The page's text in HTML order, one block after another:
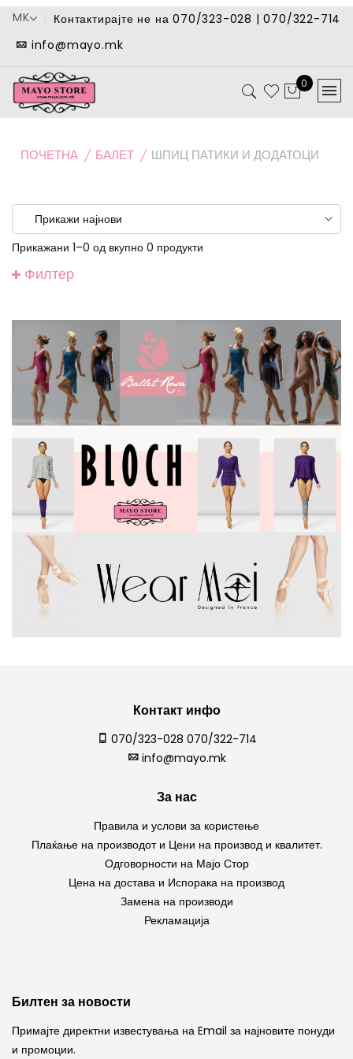
MK
Контактирајте не на 070/323-028 | 070/322-714
info@mayo.mk
0
ПОЧЕТНА БАЛЕТ ШПИЦ ПАТИКИ И ДОДАТОЦИ
Прикажани 1–0 од вкупно 0 продукти
Филтер
Контакт инфо
070/323-028 070/322-714
info@mayo.mk
За нас
Правила и услови за користење
Плаќање на производот и Цени на производ и квалитет.
Одговорности на Мајо Стор
Цена на достава и Испорака на производ
Замена на производи
Рекламација
Билтен за новости
Примајте директни известувања на Email за најновите понуди
и промоции.